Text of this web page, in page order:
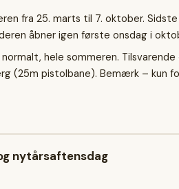
fra 25. marts til 7. oktober.
åbner igen første onsdag i
hele sommeren.
(25m pistolbane). Bemærk – kun
nytårsaftensdag